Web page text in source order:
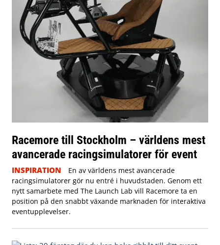
Racemore till Stockholm – världens mest
avancerade racingsimulatorer för event
INSPIRATION
En av världens mest avancerade
racingsimulatorer gör nu entré i huvudstaden. Genom ett
nytt samarbete med The Launch Lab vill Racemore ta en
position på den snabbt växande marknaden för interaktiva
eventupplevelser.